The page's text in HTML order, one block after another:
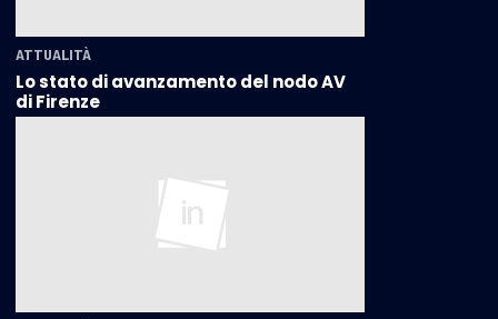
ATTUALITÀ
Lo stato di avanzamento del nodo AV
di Firenze